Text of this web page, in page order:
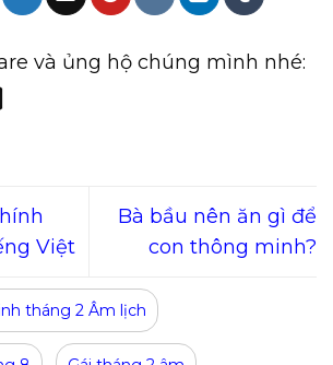
và ủng hộ chúng mình nhé:
Việt
Bà bầu nên ăn gì để
con thông minh?
tháng 2 Âm lịch